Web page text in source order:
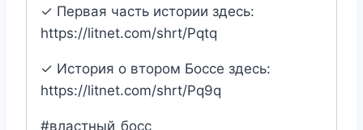
✓ Первая часть истории здесь:
https://litnet.com/shrt/Pqtq
✓ История о втором Боссе здесь:
https://litnet.com/shrt/Pq9q
#властный_босс